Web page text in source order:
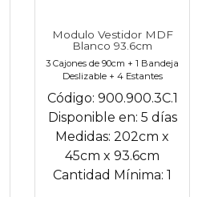
Modulo Vestidor MDF
Blanco 93.6cm
3 Cajones de 90cm + 1 Bandeja
Deslizable + 4 Estantes
Código: 900.900.3C.1
Disponible en: 5 días
Medidas: 202cm x
45cm x 93.6cm
Cantidad Mínima: 1